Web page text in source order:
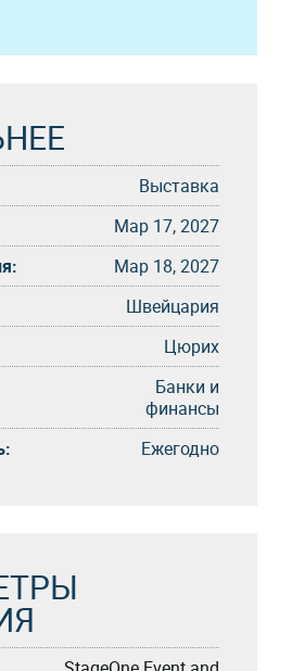
Выставка
Мар 17, 2027
Мар 18, 2027
Швейцария
Цюрих
Банки и
финансы
Eжегоднo